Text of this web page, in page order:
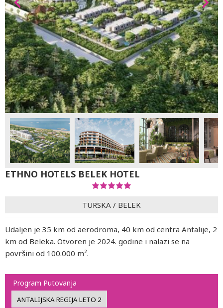
ETHNO HOTELS BELEK HOTEL
TURSKA / BELEK
Udaljen je 35 km od aerodroma, 40 km od centra Antalije, 2
km od Beleka. Otvoren je 2024. godine i nalazi se na
površini od 100.000 m².
Program Putovanja